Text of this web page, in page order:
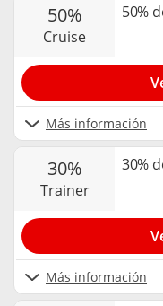
50%
cruise
50%
Más información
30%
trainer
30%
Más información